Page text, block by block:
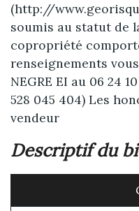
(http://
soumis au statut de
copropriété
renseignements
NEGRE EI au 06 24
528 045 404) Les
vendeur
descriptif du